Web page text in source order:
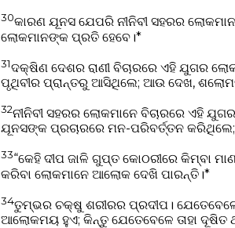
30କାରଣ ଯୂନସ ଯେପରି ନୀନିବୀ ସହରର
ଲୋକମାନଙ୍କ ପ୍ରତି ହେବେ।*
31ଦକ୍ଷିଣ ଦେଶର ରାଣୀ ବିଚାରରେ ଏହି ଯୁଗର
ପୃଥିବୀର ପ୍ରାନ୍ତରୁ ଆସିଥିଲେ; ଆଉ ଦେଖ,
32ନୀନିବୀ ସହରର ଲୋକମାନେ ବିଚାରରେ ଏହି
ଯୂନସଙ୍କ ପ୍ରଚାରରେ ମନ-ପରିବର୍ତ୍ତନ
33“କେହି ଦୀପ ଜାଳି ଗୁପ୍ତ କୋଠରୀରେ କିମ୍ବା
କରିବା ଲୋକମାନେ ଆଲୋକ ଦେଖି ପାରନ୍ତି।*
34ତୁମ୍ଭର ଚକ୍ଷୁ ଶରୀରର ପ୍ରଦୀପ।
ଆଲୋକମୟ ହୁଏ; କିନ୍ତୁ ଯେତେବେଳେ ତାହା